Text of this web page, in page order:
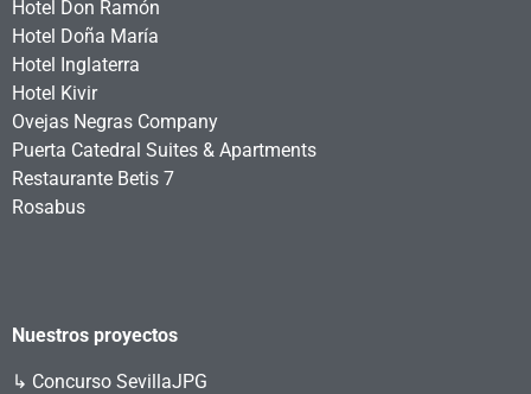
Hotel Don Ramón
Hotel Doña María
Hotel Inglaterra
Hotel Kivir
Ovejas Negras Company
Puerta Catedral Suites & Apartments
Restaurante Betis 7
Rosabus
Nuestros proyectos
↳ Concurso SevillaJPG